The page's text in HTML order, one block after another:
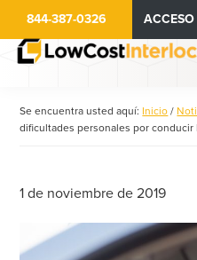
contenido
Saltar
principal
844-387-0326 ACCESO
Se encuentra usted aquí: Inicio /
dificultades personales por
1 de noviembre de 2019